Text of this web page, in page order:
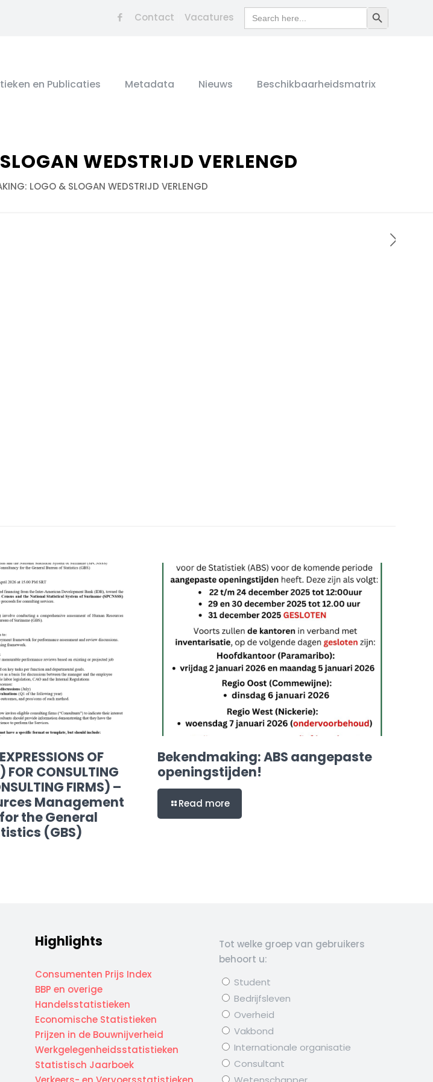
Contact Vacatures Search
for: Search Button
en Publicaties Metadata Nieuws Beschikbaarheidsmatrix
WEDSTRIJD VERLENGD
LOGO & SLOGAN WEDSTRIJD VERLENGD
OF
FOR CONSULTING
FIRMS) –
Management
the General
(GBS)
Bekendmaking: ABS aangepaste
openingstijden!
Read more
Highlights
Consumenten Prijs Index
BBP en overige
Handelsstatistieken
Economische Statistieken
Prijzen in de Bouwnijverheid
Werkgelegenheidsstatistieken
Statistisch Jaarboek
Tot welke groep van gebruikers
behoort u:
Student
Bedrijfsleven
Overheid
Vakbond
Internationale organisatie
Consultant